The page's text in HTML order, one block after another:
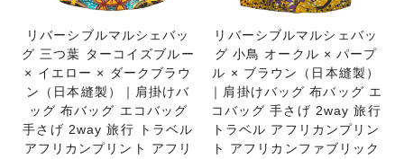
リバーシブルマルシェバッ
グ 三つ葉 ターコイズブルー
× イエロー × ダークブラウ
ン（日本縫製）｜肩掛けバ
ッグ 布バッグ エコバッグ
手さげ 2way 旅行 トラベル
アフリカンプリント アフリ
リバーシブルマルシェバッ
グ 小鳥 オークル × パープ
ル × ブラウン（日本縫製）
｜肩掛けバッグ 布バッグ エ
コバッグ 手さげ 2way 旅行
トラベル アフリカンプリン
ト アフリカンファブリック